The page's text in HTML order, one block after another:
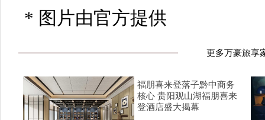
* 图片由官方提供
更多万豪旅享
福朋喜来登落子黔中商务
核心 贵阳观山湖福朋喜来
登酒店盛大揭幕